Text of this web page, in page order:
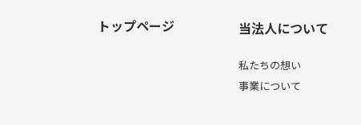
トップページ 当法人について
私たちの想い
事業について